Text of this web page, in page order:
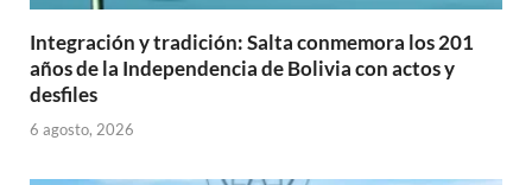
Integración y tradición: Salta conmemora los 201
años de la Independencia de Bolivia con actos y
desfiles
6 agosto, 2026